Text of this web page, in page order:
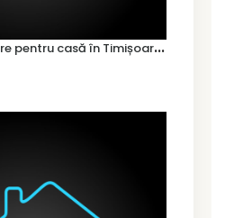
P
rize și întrerupătoare pentru casă în Timișoara – cum alegi variantele potrivite